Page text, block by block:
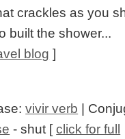
crackles as you
built the shower...
blog ]
vivir verb |
- shut [click for full